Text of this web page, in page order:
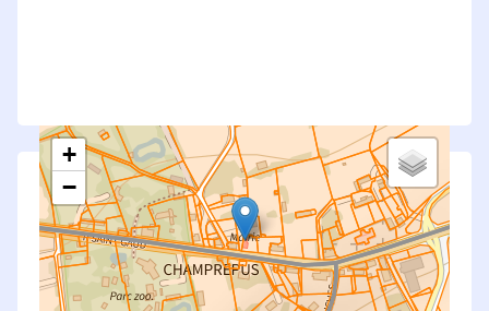
+
−Saisissez les surfaces aménagées par le projet
Surfaces à prendre en compte : bâti, voirie,
espaces verts, remblais et bassins — impacts
définitifs et temporaires (travaux).